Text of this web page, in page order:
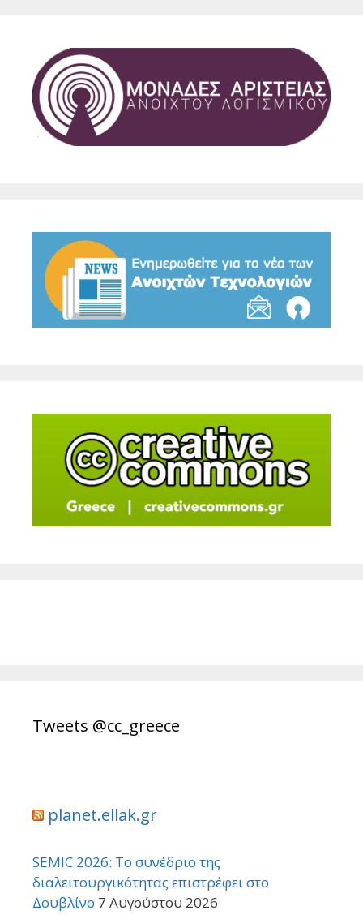
Tweets @cc_greece
planet.ellak.gr
SEMIC 2026: Το συνέδριο της
διαλειτουργικότητας επιστρέφει στο
Δουβλίνο 7 Αυγούστου 2026